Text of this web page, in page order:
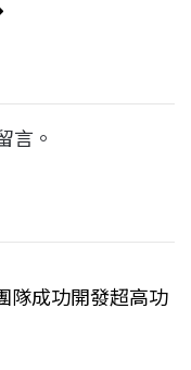
言。
隊成功開發超高功